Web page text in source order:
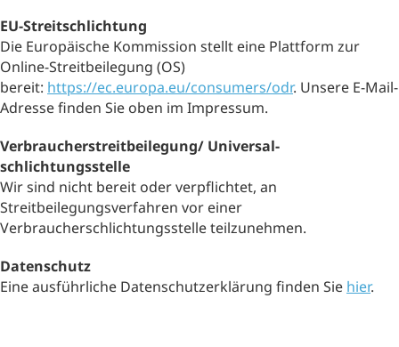
EU-Streitschlichtung
Die Europäische Kommission stellt eine Plattform zur
Online-Streitbeilegung (OS)
bereit: https://ec.europa.eu/consumers/odr. Unsere E-Mail-
Adresse finden Sie oben im Impressum.
Verbraucher­streitbeilegung/ Universal­
schlichtungsstelle
Wir sind nicht bereit oder verpflichtet, an
Streitbeilegungsverfahren vor einer
Verbraucherschlichtungsstelle teilzunehmen.
Datenschutz
Eine ausführliche Datenschutzerklärung finden Sie hier.